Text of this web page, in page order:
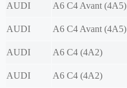
AUDI
A6 C4 Avant (4A5)
AUDI
A6 C4 Avant (4A5)
AUDI
A6 C4 (4A2)
AUDI
A6 C4 (4A2)